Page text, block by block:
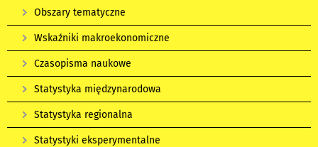
Obszary tematyczne
Wskaźniki makroekonomiczne
Czasopisma naukowe
Statystyka międzynarodowa
Statystyka regionalna
Statystyki eksperymentalne